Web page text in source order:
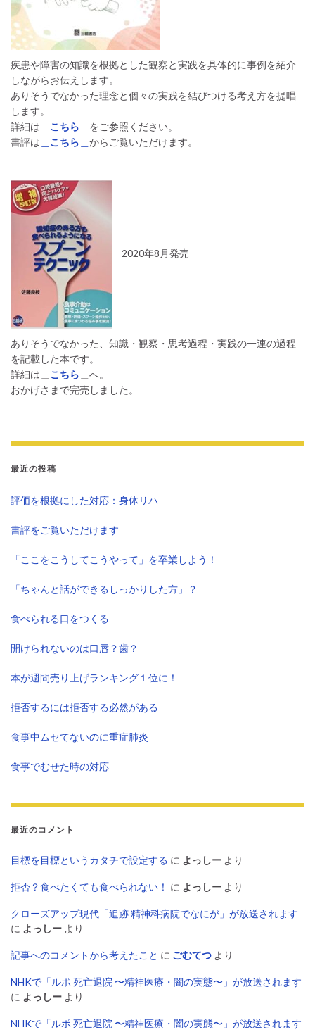
疾患や障害の知識を根拠とした観察と実践を具体的に事例を紹介
しながらお伝えします。
ありそうでなかった理念と個々の実践を結びつける考え方を提唱
します。
詳細は
こちら
をご参照ください。
書評は ＿こちら＿ からご覧いただけます。
2020年8月発売
ありそうでなかった、知識・観察・思考過程・実践の一連の過程
を記載した本です。
詳細は
こちら
へ。
おかげさまで完売しました。
最近の投稿
評価を根拠にした対応：身体リハ
書評をご覧いただけます
「ここをこうしてこうやって」を卒業しよう！
「ちゃんと話ができるしっかりした方」？
食べられる口をつくる
開けられないのは口唇？歯？
本が週間売り上げランキング１位に！
拒否するには拒否する必然がある
食事中ムセてないのに重症肺炎
食事でむせた時の対応
最近のコメント
目標を目標というカタチで設定する に よっしー より
拒否？食べたくても食べられない！ に よっしー より
クローズアップ現代「追跡 精神科病院でなにが」が放送されます
に よっしー より
記事へのコメントから考えたこと に ごむてつ より
NHKで「ルポ 死亡退院 〜精神医療・闇の実態〜」が放送されます
に よっしー より
NHKで「ルポ 死亡退院 〜精神医療・闇の実態〜」が放送されます